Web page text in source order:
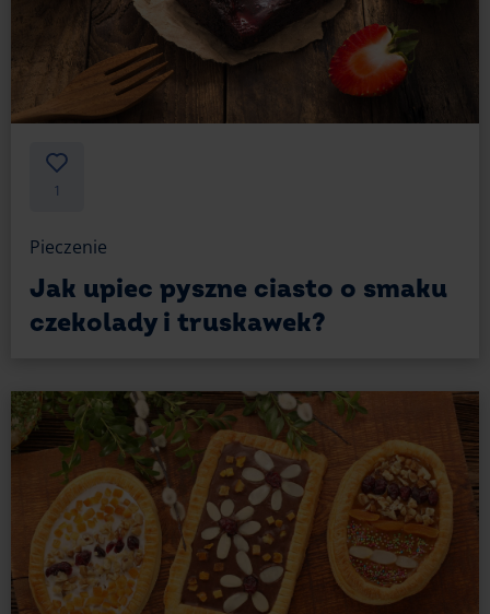
1
Pieczenie
Jak upiec pyszne ciasto o smaku
czekolady i truskawek?